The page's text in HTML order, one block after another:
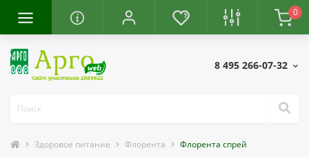
0
8 495 266-07-32
Здоровое питание Флорента Флорента спрей